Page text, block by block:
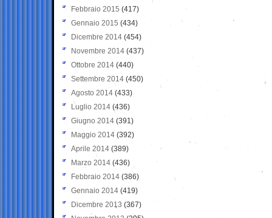
Febbraio 2015 (417)
Gennaio 2015 (434)
Dicembre 2014 (454)
Novembre 2014 (437)
Ottobre 2014 (440)
Settembre 2014 (450)
Agosto 2014 (433)
Luglio 2014 (436)
Giugno 2014 (391)
Maggio 2014 (392)
Aprile 2014 (389)
Marzo 2014 (436)
Febbraio 2014 (386)
Gennaio 2014 (419)
Dicembre 2013 (367)